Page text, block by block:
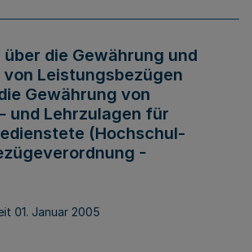
die Gewährung und
von Leistungsbezügen
Gewährung von
und Lehrzulagen für
(Hochschul-
-
01. Januar 2005